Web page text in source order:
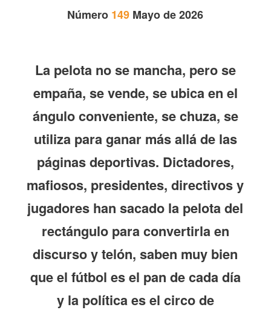
Número 149 Mayo de 2026
La pelota no se mancha, pero se
empaña, se vende, se ubica en el
ángulo conveniente, se chuza, se
utiliza para ganar más allá de las
páginas deportivas. Dictadores,
mafiosos, presidentes, directivos y
jugadores han sacado la pelota del
rectángulo para convertirla en
discurso y telón, saben muy bien
que el fútbol es el pan de cada día
y la política es el circo de